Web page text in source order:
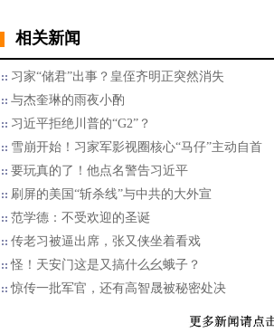
相关新闻
习家“储君”出事？皇侄齐明正突然消失
与杰奎琳的雨夜小酌
习近平拒绝川普的“G2”？
雪崩开始！习家军影视圈核心“马仔”主动自首
要玩真的了！他点名警告习近平
刷屏的美国“斩杀线”与中共的大外宣
范学德：不受欢迎的圣诞
传老习被逼出席，张又侠坐着看戏
怪！天安门这是又搞什么幺蛾子？
惊传一批军官，还有高智晟被秘密处决